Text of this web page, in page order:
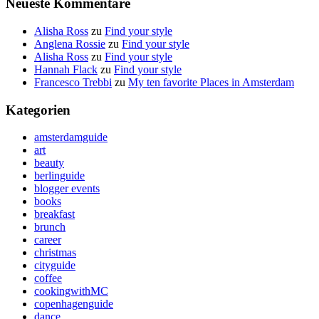
Neueste Kommentare
Alisha Ross zu Find your style
Anglena Rossie zu Find your style
Alisha Ross zu Find your style
Hannah Flack zu Find your style
Francesco Trebbi zu My ten favorite Places in Amsterdam
Kategorien
amsterdamguide
art
beauty
berlinguide
blogger events
books
breakfast
brunch
career
christmas
cityguide
coffee
cookingwithMC
copenhagenguide